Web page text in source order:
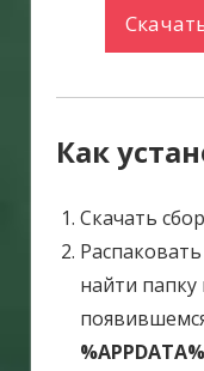
Как
Скачать
найти